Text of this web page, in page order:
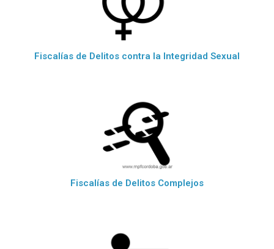
Fiscalías de Delitos contra la Integridad Sexual
Fiscalías de Delitos Complejos